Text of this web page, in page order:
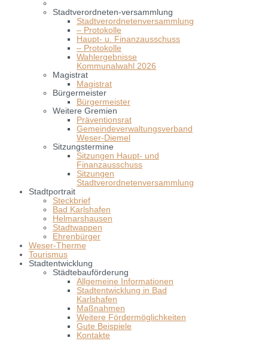
Stadtverordneten-versammlung
Stadtverordnetenversammlung
– Protokolle
Haupt- u. Finanzausschuss
– Protokolle
Wahlergebnisse
Kommunalwahl 2026
Magistrat
Magistrat
Bürgermeister
Bürgermeister
Weitere Gremien
Präventionsrat
Gemeindeverwaltungsverband
Weser-Diemel
Sitzungstermine
Sitzungen Haupt- und
Finanzausschuss
Sitzungen
Stadtverordnetenversammlung
Stadtportrait
Steckbrief
Bad Karlshafen
Helmarshausen
Stadtwappen
Ehrenbürger
Weser-Therme
Tourismus
Stadtentwicklung
Städtebauförderung
Allgemeine Informationen
Stadtentwicklung in Bad
Karlshafen
Maßnahmen
Weitere Fördermöglichkeiten
Gute Beispiele
Kontakte